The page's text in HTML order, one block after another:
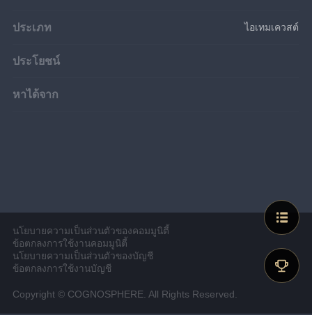
ประเภท ไอเทมเควสต์
ประโยชน์
หาได้จาก
นโยบายความเป็นส่วนตัวของคอมมูนิตี้
ข้อตกลงการใช้งานคอมมูนิตี้
นโยบายความเป็นส่วนตัวของบัญชี
ข้อตกลงการใช้งานบัญชี
Copyright © COGNOSPHERE. All Rights Reserved.